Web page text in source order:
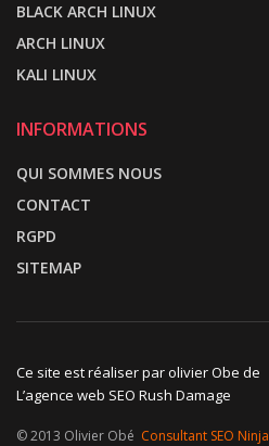
BLACK ARCH LINUX
ARCH LINUX
KALI LINUX
INFORMATIONS
QUI SOMMES NOUS
CONTACT
RGPD
SITEMAP
Ce site est réaliser par olivier Obe de
L’agence web SEO Rush Damage
© 2013 Olivier Obé Consultant SEO Ninja